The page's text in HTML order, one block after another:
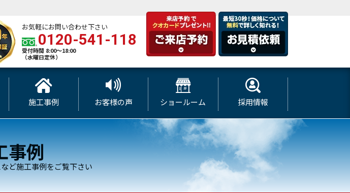
お気軽にお問い合わせ下さい
0120-541-118
受付時間 8:00～18:00
（水曜日定休）
施工事例 お客様の声 ショールーム 採用情報
事例
ど施工事例をご覧下さい